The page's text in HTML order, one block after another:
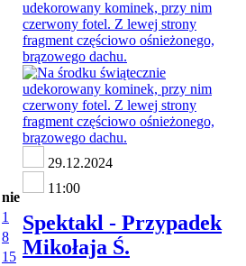
nie
1
8
15
29.12.2024
11:00
Spektakl - Przypadek
Mikołaja Ś.